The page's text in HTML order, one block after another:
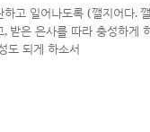
하고 일어나도록 (깰지어다.
, 받은 은사를 따라 충성하게
도 되게 하소서